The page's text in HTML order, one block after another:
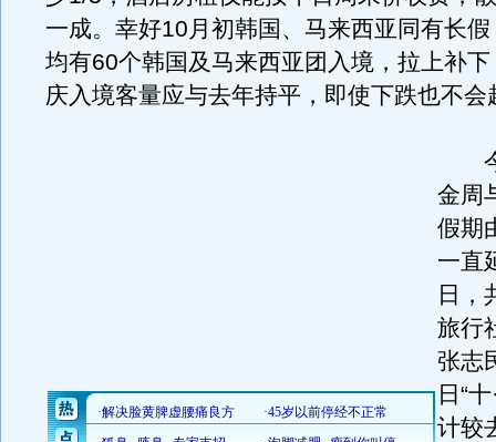
一成。幸好10月初韩国、马来西亚同有长
均有60个韩国及马来西亚团入境，拉上补
庆入境客量应与去年持平，即使下跌也不会
今
金周
假期
一直
日，
旅行
张志
日“
计较